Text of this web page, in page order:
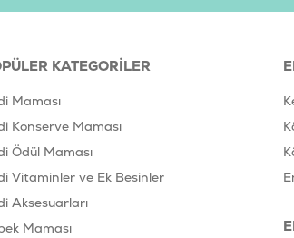
KATEGORILER
Maması
Konserve Maması
Ödül Maması
Vitaminler ve Ek Besinler
Aksesuarları
Maması